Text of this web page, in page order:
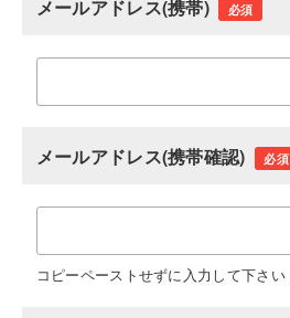
メールアドレス(携帯) 必須
メールアドレス(携帯確認) 必須
コピーペーストせずに入力して下さい